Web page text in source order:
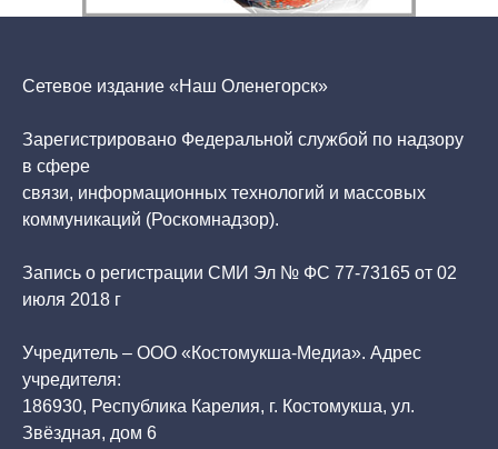
Сетевое издание «Наш Оленегорск»
Зарегистрировано Федеральной службой по надзору
в сфере
связи, информационных технологий и массовых
коммуникаций (Роскомнадзор).
Запись о регистрации СМИ Эл № ФС 77-73165 от 02
июля 2018 г
Учредитель – ООО «Костомукша-Медиа». Адрес
учредителя:
186930, Республика Карелия, г. Костомукша, ул.
Звёздная, дом 6